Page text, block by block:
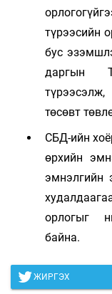
түрээсийн
бус
даргын
төсөвт
СБД-ийн
өрхийн
эмнэлгийн
орлогыг
байна.
ЖИРГЭХ